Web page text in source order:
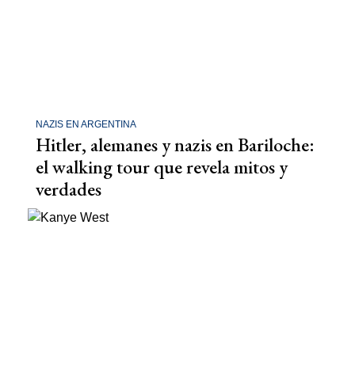
NAZIS EN ARGENTINA
Hitler, alemanes y nazis en Bariloche:
el walking tour que revela mitos y
verdades